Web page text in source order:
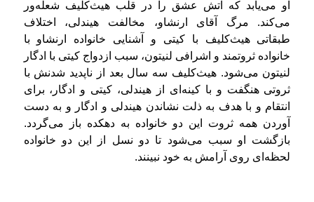
او می‌یابد که آتش عشق را در قلب هیث‌کلیف شعله‌ور
می‌کند. مرگ آقای ارنشاو، مخالفت هیندلی، اختلاف
طبقاتی هیث‌کلیف با کیتی و آشنایی خانواده‌ ارنشاو با
خانواده‌ ثروتمند و اشرافی لنیتون، سبب ازدواج کیتی با ادگار
لنیتون می‌شود. هیث‌کلیف سه سال بعد از ناپدید شدنش با
ثروتی هنگفت و با کینه‌ای از هیندلی، کیتی و ادگار، برای
انتقام و با هدف به ذلت نشاندن هیندلی و ادگار و به‌ دست‌
آوردن همه‌ ثروت این دو خانواده به دهکده باز‌ می‌گردد.
بازگشت او سبب می‌شود تا دو نسل از این دو خانواده
لحظه‌ای روی آرامش به خود نبینند.